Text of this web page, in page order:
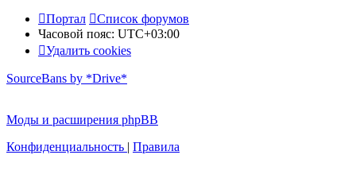
Портал
Список форумов
Часовой пояс: UTC+03:00
Удалить cookies
SourceBans by *Drive*
Моды и расширения phpBB
Конфиденциальность | Правила